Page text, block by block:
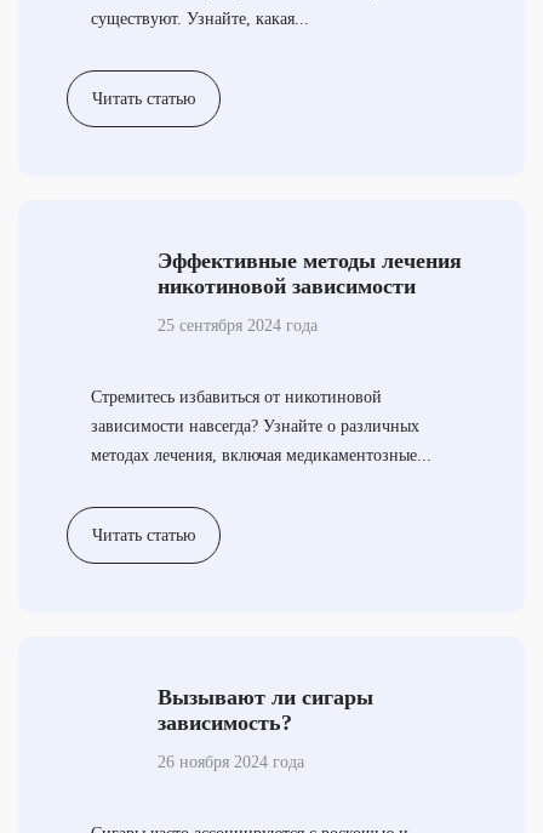
существуют. Узнайте, какая...
Читать статью
Эффективные методы лечения
никотиновой зависимости
25 сентября 2024 года
Стремитесь избавиться от никотиновой
зависимости навсегда? Узнайте о различных
методах лечения, включая медикаментозные...
Читать статью
Вызывают ли сигары
зависимость?
26 ноября 2024 года